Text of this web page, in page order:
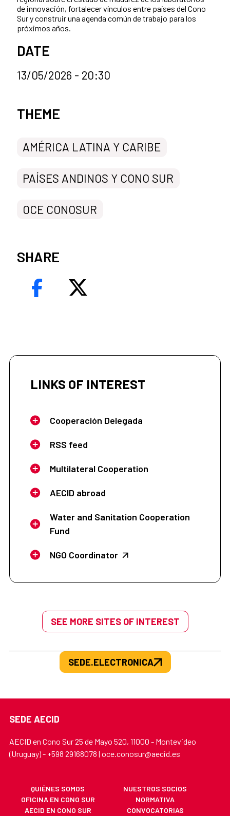
de innovación, fortalecer vínculos entre países del Cono
Sur y construir una agenda común de trabajo para los
próximos años.
DATE
13/05/2026 - 20:30
News categories
THEME
AMÉRICA LATINA Y CARIBE
PAÍSES ANDINOS Y CONO SUR
OCE CONOSUR
SHARE
LINKS OF INTEREST
Cooperación Delegada
RSS feed
Multilateral Cooperation
AECID abroad
Water and Sanitation Cooperation
Fund
NGO Coordinator
SEE MORE SITES OF INTEREST
SEDE.ELECTRONICA
SEDE AECID
AECID en Cono Sur 25 de Mayo 520, 11000 - Montevideo
(Uruguay) - +598 29168078 | oce.conosur@aecid.es
QUIÉNES SOMOS
NUESTROS SOCIOS
OFICINA EN CONO SUR
NORMATIVA
AECID EN CONO SUR
CONVOCATORIAS